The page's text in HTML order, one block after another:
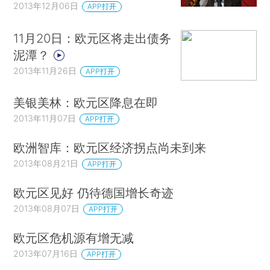
2013年12月06日 APP打开
11月20日：欧元区将走出债务
泥潭？
2013年11月26日 APP打开
美银美林：欧元区降息在即
2013年11月07日 APP打开
欧洲智库：欧元区经济拐点尚未到来
2013年08月21日 APP打开
欧元区见好 仍待德国增长奇迹
2013年08月07日 APP打开
欧元区危机源有增无减
2013年07月16日 APP打开